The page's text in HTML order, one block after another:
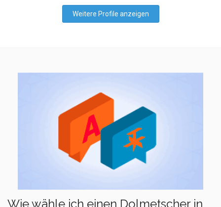
Weitere Profile anzeigen
Wie wähle ich einen Dolmetscher in